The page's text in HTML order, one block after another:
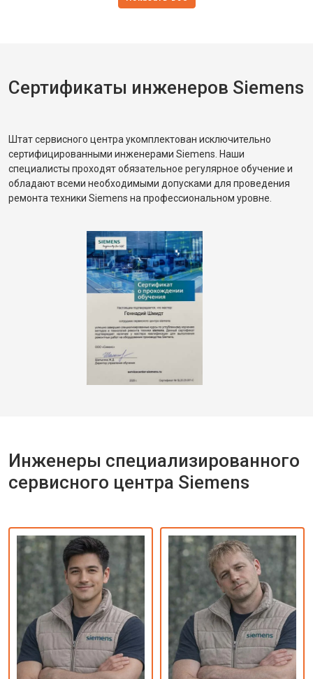
Сертификаты инженеров Siemens
Штат сервисного центра укомплектован исключительно
сертифицированными инженерами Siemens. Наши
специалисты проходят обязательное регулярное обучение и
обладают всеми необходимыми допусками для проведения
ремонта техники Siemens на профессиональном уровне.
Инженеры специализированного
сервисного центра Siemens